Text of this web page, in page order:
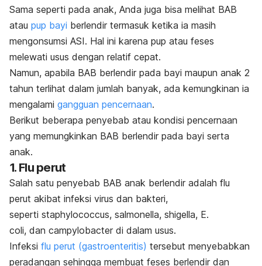
Sama seperti pada anak, Anda juga bisa melihat BAB
atau pup bayi berlendir termasuk ketika ia masih
mengonsumsi ASI. Hal ini karena pup atau feses
melewati usus dengan relatif cepat.
Namun, apabila BAB berlendir pada bayi maupun anak 2
tahun terlihat dalam jumlah banyak, ada kemungkinan ia
mengalami gangguan pencernaan.
Berikut beberapa penyebab atau kondisi pencernaan
yang memungkinkan BAB berlendir pada bayi serta
anak.
1. Flu perut
Salah satu penyebab BAB anak berlendir adalah flu
perut akibat infeksi virus dan bakteri,
seperti staphylococcus, salmonella, shigella, E.
coli, dan campylobacter di dalam usus.
Infeksi flu perut (gastroenteritis) tersebut menyebabkan
peradangan sehingga membuat feses berlendir dan